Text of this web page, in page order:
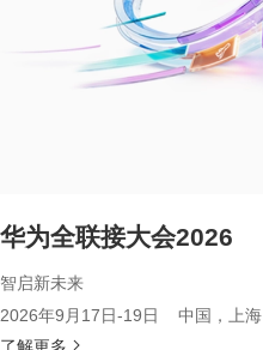
华为全联接大会2026
智启新未来
2026年9月17日-19日 中国，上海